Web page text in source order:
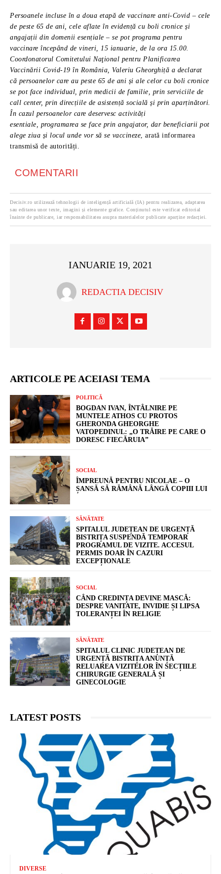
Persoanele incluse în a doua etapă de vaccinare anti-Covid – cele
de peste 65 de ani, cele aflate în evidență cu boli cronice și
angajații din domenii esențiale – se pot programa pentru
vaccinare începând de vineri, 15 ianuarie, de la ora 15.00.
Coordonatorul Comitetului Naţional pentru Planificarea
Vaccinării Covid-19 în România, Valeriu Gheorghiță a declarat
că persoanelor care au peste 65 de ani și ale celor cu boli cronice
se pot face individual, prin medicii de familie, prin serviciile de
call center, prin direcțiile de asistență socială și prin aparținători.
În cazul persoanelor care deservesc activități
esentiale, programarea se face prin angajator, dar beneficiarii pot
alege ziua și locul unde vor să se vaccineze, arată informarea
transmisă de autorități.
COMENTARII
Decisiv.ro utilizează tehnologii de inteligență artificială (IA) pentru realizarea, adaptarea
sau editarea unor texte, imagini și elemente grafice. Conținutul este verificat editorial
înainte de publicare, iar responsabilitatea asupra materialelor publicate aparține redacției.
IANUARIE 19, 2021
REDACTIA DECISIV
ARTICOLE PE ACEIASI TEMA
POLITICĂ
BOGDAN IVAN, ÎNTÂLNIRE PE
MUNTELE ATHOS CU PROTOS
GHERONDA GHEORGHE
VATOPEDINUL: „O TRĂIRE PE CARE O
DORESC FIECĂRUIA”
SOCIAL
ÎMPREUNĂ PENTRU NICOLAE – O
ȘANSĂ SĂ RĂMÂNĂ LÂNGĂ COPIII LUI
SĂNĂTATE
SPITALUL JUDEȚEAN DE URGENȚĂ
BISTRIȚA SUSPENDĂ TEMPORAR
PROGRAMUL DE VIZITE. ACCESUL
PERMIS DOAR ÎN CAZURI
EXCEPȚIONALE
SOCIAL
CÂND CREDINȚA DEVINE MASCĂ:
DESPRE VANITATE, INVIDIE ȘI LIPSA
TOLERANȚEI ÎN RELIGIE
SĂNĂTATE
SPITALUL CLINIC JUDEȚEAN DE
URGENȚĂ BISTRIȚA ANUNȚĂ
RELUAREA VIZITELOR ÎN SECȚIILE
CHIRURGIE GENERALĂ ȘI
GINECOLOGIE
LATEST POSTS
DIVERSE